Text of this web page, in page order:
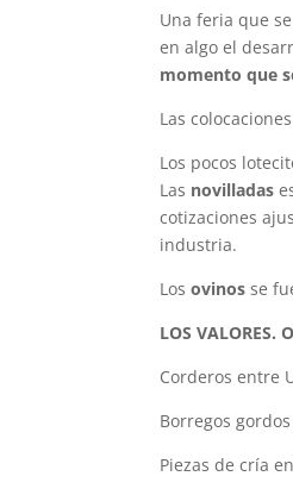
Una feria que
en algo el
momento que
Las
Los pocos
Las novilladas
cotizaciones
industria.
Losovinos se
LOS VALORES.
Corderos entre
Borregos
Piezas de cría